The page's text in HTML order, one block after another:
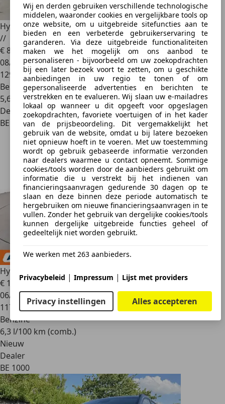
Wij en derden gebruiken verschillende technologische
middelen, waaronder cookies en vergelijkbare tools op
onze website, om u uitgebreide sitefuncties aan te
bieden en een verbeterde gebruikerservaring te
garanderen. Via deze uitgebreide functionaliteiten
maken we het mogelijk om ons aanbod te
personaliseren - bijvoorbeeld om uw zoekopdrachten
bij een later bezoek voort te zetten, om u geschikte
aanbiedingen in uw regio te tonen of om
gepersonaliseerde advertenties en berichten te
verstrekken en te evalueren. Wij slaan uw e-mailadres
lokaal op wanneer u dit opgeeft voor opgeslagen
zoekopdrachten, favoriete voertuigen of in het kader
van de prijsbeoordeling. Dit vergemakkelijkt het
gebruik van de website, omdat u bij latere bezoeken
niet opnieuw hoeft in te voeren. Met uw toestemming
wordt op gebruik gebaseerde informatie verzonden
naar dealers waarmee u contact opneemt. Sommige
cookies/tools worden door de aanbieders gebruikt om
informatie die u verstrekt bij het indienen van
financieringsaanvragen gedurende 30 dagen op te
slaan en deze binnen deze periode automatisch te
hergebruiken om nieuwe financieringsaanvragen in te
vullen. Zonder het gebruik van dergelijke cookies/tools
kunnen dergelijke uitgebreide functies geheel of
gedeeltelijk niet worden gebruikt.
We werken met 263 aanbieders.
Privacybeleid | Impressum | Lijst met providers
Privacy instellingen Alles accepteren
Hyundai KONA1.0 T-GDi+CLIM AUTO+CAMERA // EURO 6d
//
€ 8.950
08/2018
129.000 km
Benzine
5,6 l/100 km (comb.)
Dealer
BE 4030
Hyundai KONA
€ 12.999
06/2019
117.964 km
Benzine
6,3 l/100 km (comb.)
Nieuw
Dealer
BE 1000